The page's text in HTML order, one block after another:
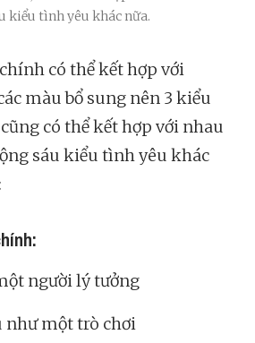
kiểu tình yêu khác nữa.
có thể kết hợp với
màu bổ sung nên 3 kiểu
có thể kết hợp với nhau
sáu kiểu tình yêu khác
người lý tưởng
như một trò chơi